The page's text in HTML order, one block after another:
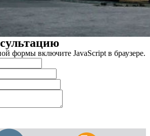
формы включите JavaScript в браузере.